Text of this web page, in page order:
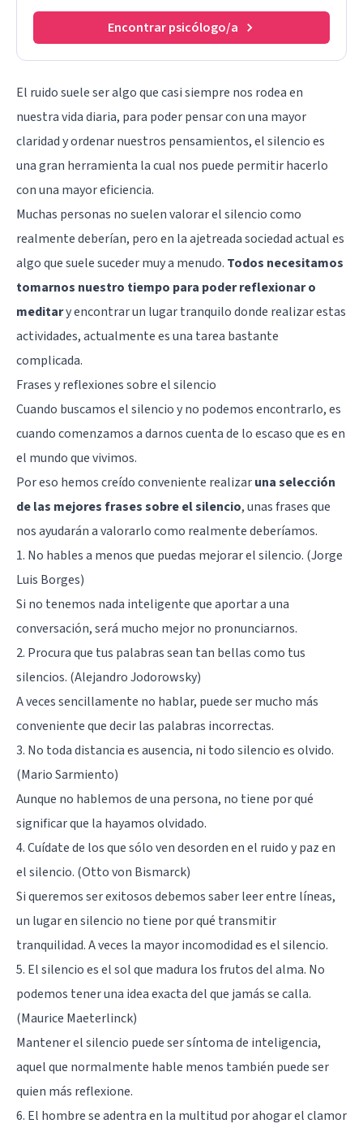
Encontrar psicólogo/a
El ruido suele ser algo que casi siempre nos rodea en
nuestra vida diaria, para poder pensar con una mayor
claridad y ordenar nuestros pensamientos, el silencio es
una gran herramienta la cual nos puede permitir hacerlo
con una mayor eficiencia.
Muchas personas no suelen valorar el silencio como
realmente deberían, pero en la ajetreada sociedad actual es
algo que suele suceder muy a menudo. Todos necesitamos
tomarnos nuestro tiempo para poder reflexionar o
meditary encontrar un lugar tranquilo donde realizar estas
actividades, actualmente es una tarea bastante
complicada.
Frases y reflexiones sobre el silencio
Cuando buscamos el silencio y no podemos encontrarlo, es
cuando comenzamos a darnos cuenta de lo escaso que es en
el mundo que vivimos.
Por eso hemos creído conveniente realizaruna selección
de las mejores frases sobre el silencio, unas frases que
nos ayudarán a valorarlo como realmente deberíamos.
1. No hables a menos que puedas mejorar el silencio. (Jorge
Luis Borges)
Si no tenemos nada inteligente que aportar a una
conversación, será mucho mejor no pronunciarnos.
2. Procura que tus palabras sean tan bellas como tus
silencios. (Alejandro Jodorowsky)
A veces sencillamente no hablar, puede ser mucho más
conveniente que decir las palabras incorrectas.
3. No toda distancia es ausencia, ni todo silencio es olvido.
(Mario Sarmiento)
Aunque no hablemos de una persona, no tiene por qué
significar que la hayamos olvidado.
4. Cuídate de los que sólo ven desorden en el ruido y paz en
el silencio. (Otto von Bismarck)
Si queremos ser exitosos debemos saber leer entre líneas,
un lugar en silencio no tiene por qué transmitir
tranquilidad. A veces la mayor incomodidad es el silencio.
5. El silencio es el sol que madura los frutos del alma. No
podemos tener una idea exacta del que jamás se calla.
(Maurice Maeterlinck)
Mantener el silencio puede ser síntoma de inteligencia,
aquel que normalmente hable menos también puede ser
quien más reflexione.
6. El hombre se adentra en la multitud por ahogar el clamor